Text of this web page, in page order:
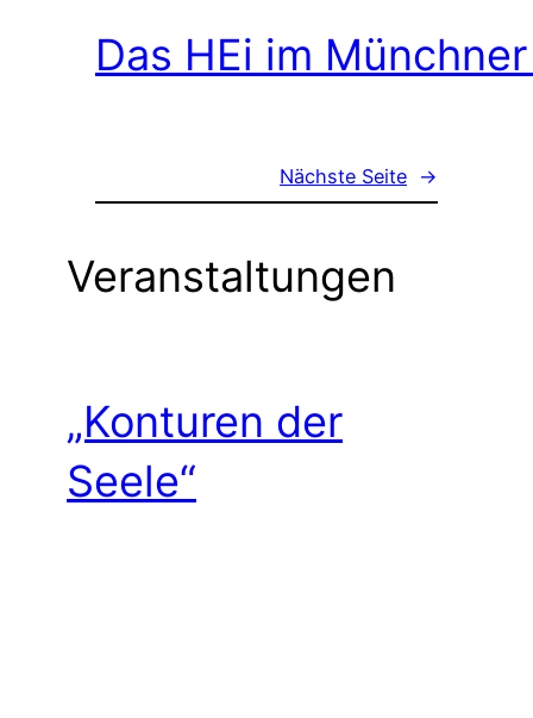
Das HEi im
Nächste Seite →
Veranstaltungen
„Konturen der
Seele“